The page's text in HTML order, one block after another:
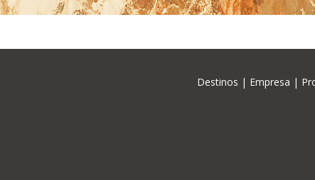
Destinos | Empresa |